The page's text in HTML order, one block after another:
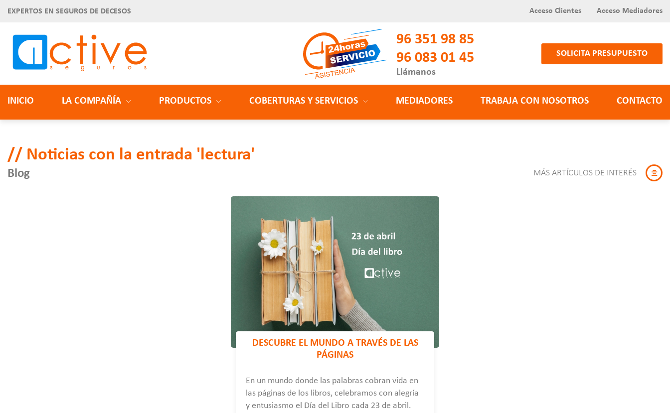
EXPERTOS EN SEGUROS DE DECESOS Acceso Clientes Acceso Mediadores
96 351 98 85
96 083 01 45
Llámanos
SOLICITA PRESUPUESTO
INICIO LA COMPAÑÍA PRODUCTOS COBERTURAS Y SERVICIOS MEDIADORES TRABAJA CON NOSOTROS CONTACTO
Noticias con la entrada 'lectura'
Blog MÁS ARTÍCULOS DE INTERÉS
DESCUBRE EL MUNDO A TRAVÉS DE LAS
PÁGINAS
En un mundo donde las palabras cobran vida en
las páginas de los libros, celebramos con alegría
y entusiasmo el Día del Libro cada 23 de abril.